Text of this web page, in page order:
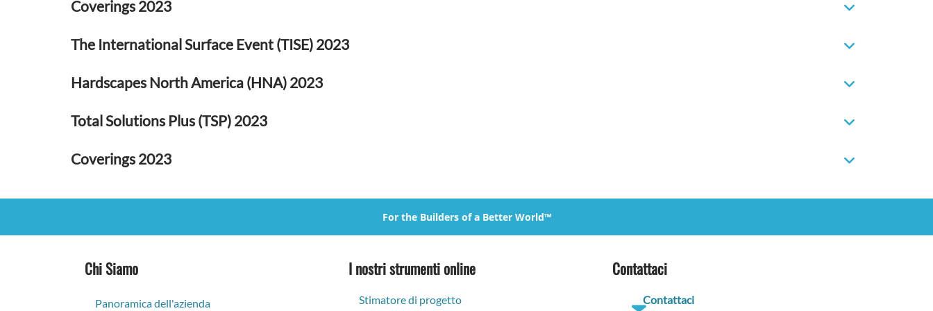
Coverings 2023
The International Surface Event (TISE) 2023
Hardscapes North America (HNA) 2023
Total Solutions Plus (TSP) 2023
Coverings 2023
For the Builders of a Better World™
Chi Siamo
Panoramica dell'azienda
I nostri strumenti online
Stimatore di progetto
Contattaci
Contattaci